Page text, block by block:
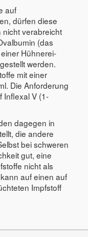
auf
dürfen diese
nicht verabreicht
(das
Hühnerei-
werden.
mit einer
Die Anforderung
Inflexal V (1-
dagegen in
die andere
bei schweren
gut, eine
nicht als
auf einen auf
Impfstoff